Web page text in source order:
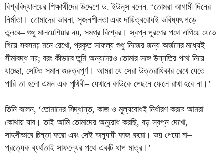
বিশ্ববিদ্যালয়ের শিক্ষার্থীদের উদ্দেশে ড. ইউনূস বলেন, ‘তোমরা আগামী দিনের
নির্মাতা। তোমাদের ভাবনা, সৃজনশীলতা এবং দায়িত্ববোধই ভবিষ্যৎ গড়ে
তুলবে– শুধু মালয়েশিয়ার নয়, সমগ্র বিশ্বের। স্বপ্ন পূরণের পথে এগিয়ে যেতে
গিয়ে সবসময় মনে রেখো, প্রকৃত সাফল্য শুধু নিজের জন্য অর্জনের মধ্যেই
সীমাবদ্ধ নয়; বরং কীভাবে তুমি অন্যদেরও তোমার সঙ্গে উন্নতির পথে নিয়ে
যাচ্ছো, সেটিও সমান গুরুত্বপূর্ণ। আমরা যে সেরা উত্তরাধিকার রেখে যেতে
পারি তা হলো এমন এক পৃথিবী– যেখানে কাউকে পেছনে ফেলে রাখা হবে না।’
তিনি বলেন, ‘তোমাদের সিদ্ধান্ত, কাজ ও মূল্যবোধই নির্ধারণ করবে আমরা
কোথায় যাব। তাই আমি তোমাদের অনুরোধ করছি, বড় স্বপ্ন দেখো,
সাহসীভাবে চিন্তা করো এবং সেই অনুযায়ী কাজ করো। ভয় পেয়ো না–
প্রত্যেক ব্যর্থতাই সাফল্যের পথে একটি ধাপ মাত্র।’